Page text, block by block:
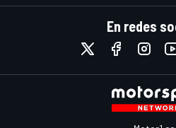
En redes